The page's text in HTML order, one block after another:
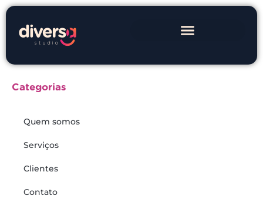
Categorias
Quem somos
Serviços
Clientes
Contato